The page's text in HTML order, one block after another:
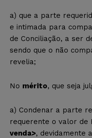
a) que a parte
e intimada para
de Conciliação, a ser
sendo que o não
revelia;
No mérito, que seja
a) Condenar a parte
requerente o valor de
venda>, devidamente